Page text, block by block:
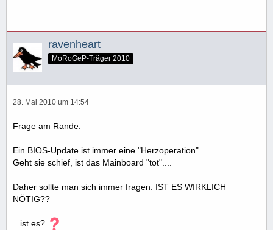
ravenheart
MoRoGeP-Träger 2010
28. Mai 2010 um 14:54
Frage am Rande:
Ein BIOS-Update ist immer eine "Herzoperation"...
Geht sie schief, ist das Mainboard "tot"....
Daher sollte man sich immer fragen: IST ES WIRKLICH
NÖTIG??
...ist es?